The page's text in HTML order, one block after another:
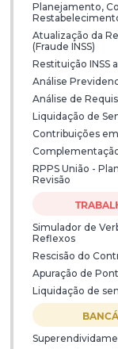
Planejamento,
Atualização da
(Fraude INSS)
Restituição INSS
Análise
Análise de
Liquidação de
Contribuições
RPPS União -
Revisão
Simulador de
Reflexos
Rescisão do
Apuração de
Liquidação de